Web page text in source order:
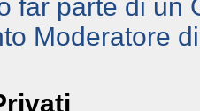
far parte di un
Moderatore